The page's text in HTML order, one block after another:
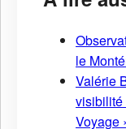
le
Valérie
visibilité
Voyage